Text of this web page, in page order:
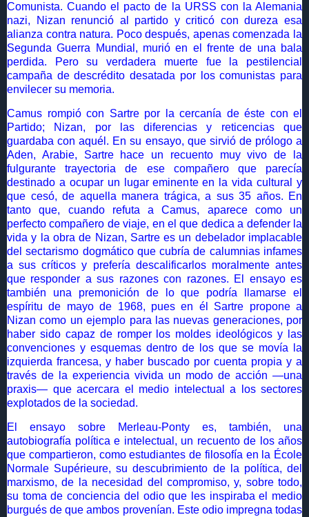
Comunista. Cuando el pacto de la URSS con la Alemania
nazi, Nizan renunció al partido y criticó con dureza esa
alianza contra natura. Poco después, apenas comenzada la
Segunda Guerra Mundial, murió en el frente de una bala
perdida. Pero su verdadera muerte fue la pestilencial
campaña de descrédito desatada por los comunistas para
envilecer su memoria.
Camus rompió con Sartre por la cercanía de éste con el
Partido; Nizan, por las diferencias y reticencias que
guardaba con aquél. En su ensayo, que sirvió de prólogo a
Aden, Arabie, Sartre hace un recuento muy vivo de la
fulgurante trayectoria de ese compañero que parecía
destinado a ocupar un lugar eminente en la vida cultural y
que cesó, de aquella manera trágica, a sus 35 años. En
tanto que, cuando refuta a Camus, aparece como un
perfecto compañero de viaje, en el que dedica a defender la
vida y la obra de Nizan, Sartre es un debelador implacable
del sectarismo dogmático que cubría de calumnias infames
a sus críticos y prefería descalificarlos moralmente antes
que responder a sus razones con razones. El ensayo es
también una premonición de lo que podría llamarse el
espíritu de mayo de 1968, pues en él Sartre propone a
Nizan como un ejemplo para las nuevas generaciones, por
haber sido capaz de romper los moldes ideológicos y las
convenciones y esquemas dentro de los que se movía la
izquierda francesa, y haber buscado por cuenta propia y a
través de la experiencia vivida un modo de acción —una
praxis— que acercara el medio intelectual a los sectores
explotados de la sociedad.
El ensayo sobre Merleau-Ponty es, también, una
autobiografía política e intelectual, un recuento de los años
que compartieron, como estudiantes de filosofía en la École
Normale Supérieure, su descubrimiento de la política, del
marxismo, de la necesidad del compromiso, y, sobre todo,
su toma de conciencia del odio que les inspiraba el medio
burgués de que ambos provenían. Este odio impregna todas